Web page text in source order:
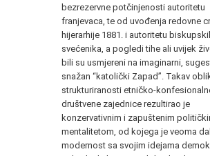
bezrezervne potčinjenosti autoritetu
franjevaca, te od uvođenja redovne
hijerarhije 1881. i autoritetu
svećenika, a pogledi tihe ali uvijek
bili su usmjereni na imaginarni,
snažan “katolički Zapad”. Takav
strukturiranosti etničko-
društvene zajednice rezultirao je
konzervativnim i zapuštenim
mentalitetom, od kojega je veoma
modernost sa svojim idejama